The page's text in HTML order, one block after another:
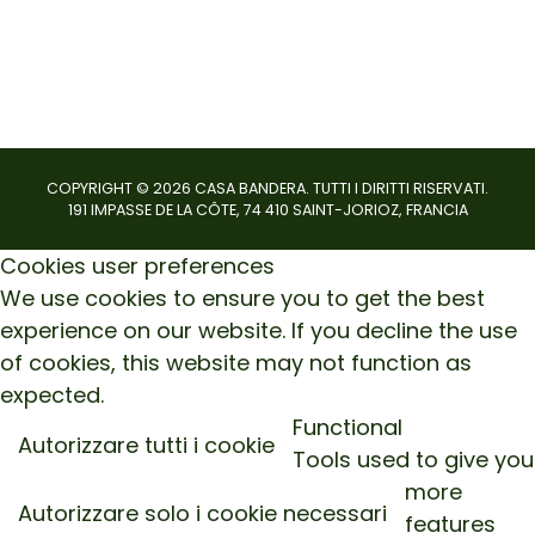
COPYRIGHT © 2026 CASA BANDERA. TUTTI I DIRITTI RISERVATI.
191 IMPASSE DE LA CÔTE, 74 410 SAINT-JORIOZ, FRANCIA
Cookies user preferences
We use cookies to ensure you to get the best
experience on our website. If you decline the use
of cookies, this website may not function as
expected.
Autorizzare tutti i cookie
Autorizzare solo i cookie necessari
Functional
Tools used to give you
more
features